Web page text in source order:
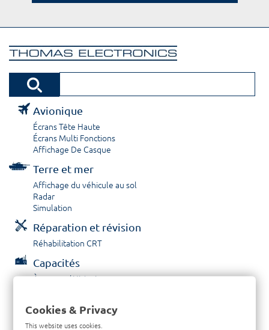
Avionique
Écrans Tête Haute
Écrans Multi Fonctions
Affichage De Casque
Terre et mer
Affichage du véhicule au sol
Radar
Simulation
Réparation et révision
Réhabilitation CRT
Capacités
À propos / Historique
Contactez nous
Cookies & Privacy
This website uses cookies.